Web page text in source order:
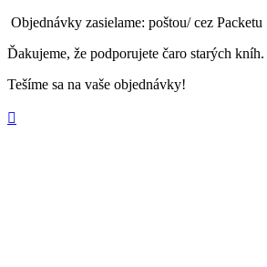
Objednávky zasielame: poštou/ cez Packetu
Ďakujeme, že podporujete čaro starých kníh.
Tešíme sa na vaše objednávky!
